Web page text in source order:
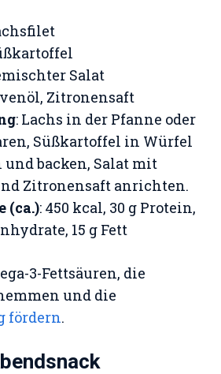
Salat
Zitronensaft
: Lachs in der Pfanne oder
Süßkartoffel in Würfel
backen, Salat mit
Zitronensaft anrichten.
(ca.): 450 kcal, 30 g Protein,
15 g Fett
3-Fettsäuren, die
und die
fördern.